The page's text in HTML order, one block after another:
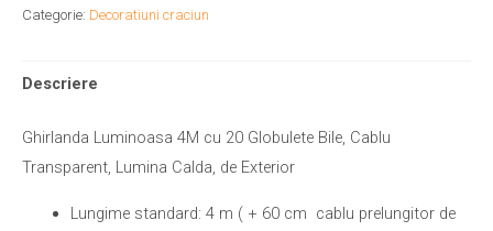
Categorie: Decoratiuni craciun
Descriere
Ghirlanda Luminoasa 4M cu 20 Globulete Bile, Cablu
Transparent, Lumina Calda, de Exterior
Lungime standard: 4 m ( + 60 cm cablu prelungitor de